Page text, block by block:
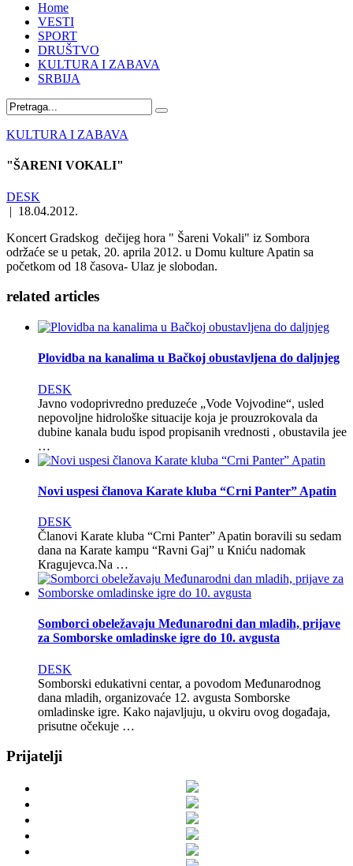
Home
VESTI
SPORT
DRUŠTVO
KULTURA I ZABAVA
SRBIJA
KULTURA I ZABAVA
"ŠARENI VOKALI"
DESK
| 18.04.2012.
Koncert Gradskog dečijeg hora " Šareni Vokali" iz Sombora
održaće se u petak, 20. aprila 2012. u Domu kulture Apatin sa
početkom od 18 časova- Ulaz je slobodan.
related articles
Plovidba na kanalima u Bačkoj obustavljena do daljnjeg
DESK
Javno vodoprivredno preduzeće „Vode Vojvodine“, usled
nepovoljne hidrološke situacije koja je prouzrokovala da
dubine kanala budu ispod propisanih vrednosti , obustavila jee
…
Novi uspesi članova Karate kluba “Crni Panter” Apatin
DESK
Članovi Karate kluba “Crni Panter” Apatin boravili su sedam
dana na Кarate kampu “Ravni Gaj” u Кniću nadomak
Кragujevca.Na …
Somborci obeležavaju Međunarodni dan mladih, prijave
za Somborske omladinske igre do 10. avgusta
DESK
Somborski edukativni centar, a povodom Međunarodnog
dana mladih, organizovaće 12. avgusta Somborske
omladinske igre. Kako najavljuju, u okviru ovog događaja,
prisutne očekuje …
Prijatelji